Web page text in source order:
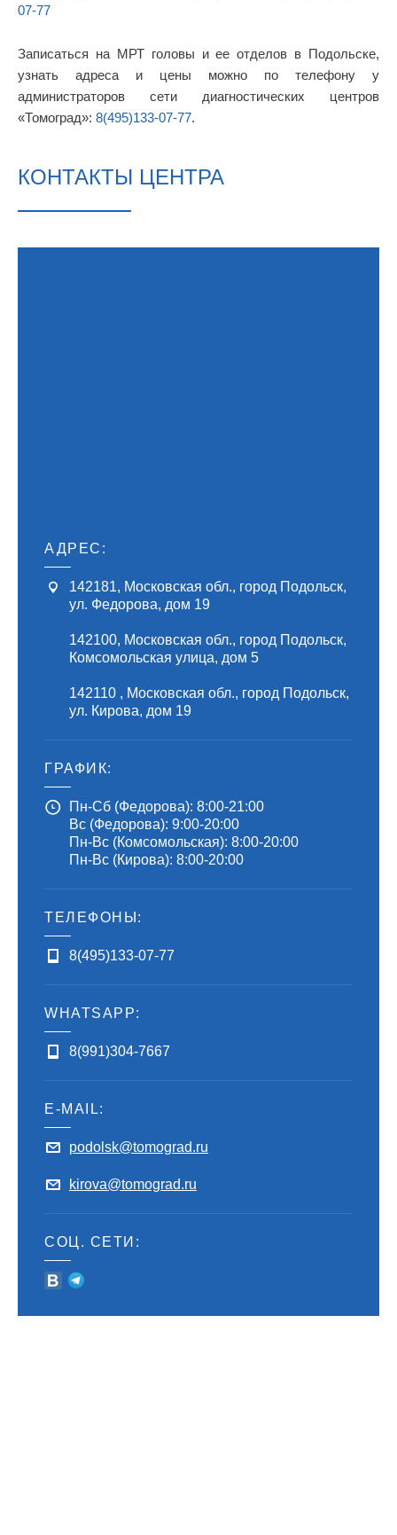
07-77
Записаться на МРТ головы и ее отделов в Подольске,
узнать адреса и цены можно по телефону у
администраторов сети диагностических центров
«Томоград»: 8(495)133-07-77.
КОНТАКТЫ ЦЕНТРА
АДРЕС:
142181, Московская обл., город Подольск,
ул. Федорова, дом 19
142100, Московская обл., город Подольск,
Комсомольская улица, дом 5
142110 , Московская обл., город Подольск,
ул. Кирова, дом 19
ГРАФИК:
Пн-Сб (Федорова): 8:00-21:00
Вс (Федорова): 9:00-20:00
Пн-Вс (Комсомольская): 8:00-20:00
Пн-Вс (Кирова): 8:00-20:00
ТЕЛЕФОНЫ:
8(495)133-07-77
WHATSAPP:
8(991)304-7667
E-MAIL:
podolsk@tomograd.ru
kirova@tomograd.ru
СОЦ. СЕТИ: